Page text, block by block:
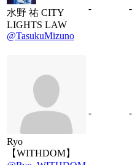
水野 祐 CITY
LIGHTS LAW
@TasukuMizuno
- -
Ryo
【WITHDOM】
- -